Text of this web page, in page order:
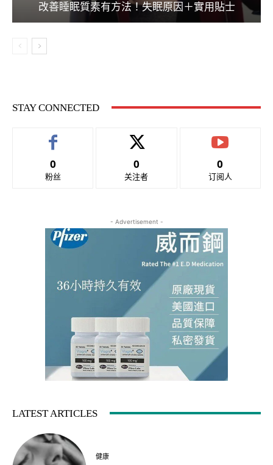
改善睡眠質素有方法！失眠原因＋實用貼士
STAY CONNECTED
0
粉丝
0
关注者
0
订阅人
- Advertisement -
LATEST ARTICLES
健康